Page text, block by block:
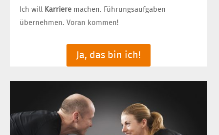
Ich will Karriere machen. Führungsaufgaben
übernehmen. Voran kommen!
Ja, das bin ich!